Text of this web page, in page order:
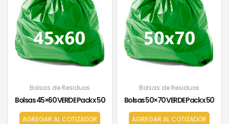
Bolsas de Residuos
Bolsas 45×60 VERDE Pack x 50
AGREGAR AL COTIZADOR
Bolsas de Residuos
Bolsas 50×70 VERDE Pack x 50
AGREGAR AL COTIZADOR